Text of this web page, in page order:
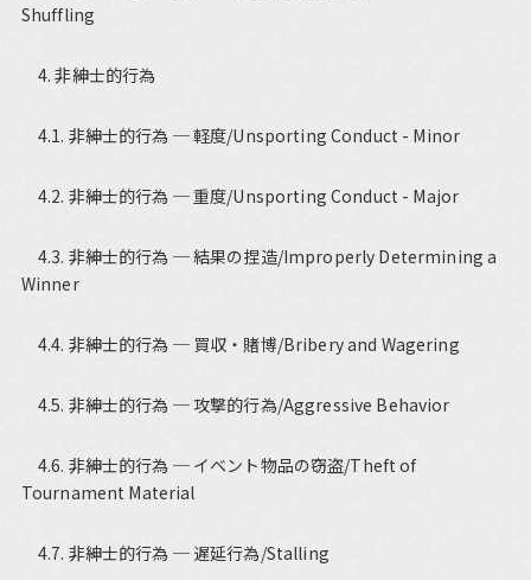
Shuffling
4. 非紳士的行為
4.1. 非紳士的行為 ─ 軽度/Unsporting Conduct - Minor
4.2. 非紳士的行為 ─ 重度/Unsporting Conduct - Major
4.3. 非紳士的行為 ─ 結果の捏造/Improperly Determining a
Winner
4.4. 非紳士的行為 ─ 買収・賭博/Bribery and Wagering
4.5. 非紳士的行為 ─ 攻撃的行為/Aggressive Behavior
4.6. 非紳士的行為 ─ イベント物品の窃盗/Theft of
Tournament Material
4.7. 非紳士的行為 ─ 遅延行為/Stalling